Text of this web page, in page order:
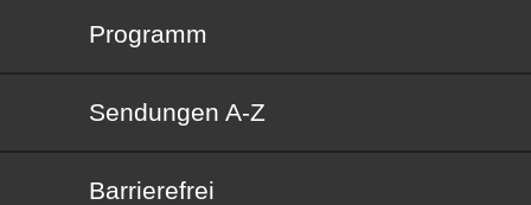
Programm
Sendungen von A bis Z
Sendungen A-Z
Barrierefrei
Barrierefrei